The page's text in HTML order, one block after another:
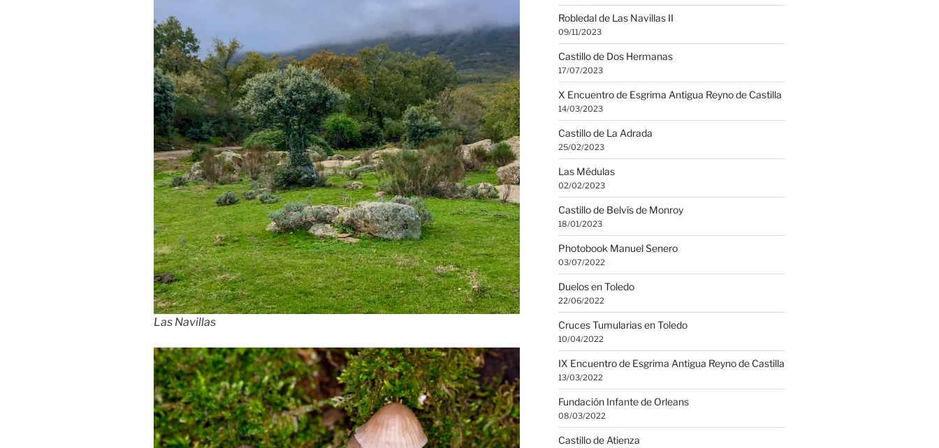
Las Navillas
Robledal de Las Navillas II
09/11/2023
Castillo de Dos Hermanas
17/07/2023
X Encuentro de Esgrima Antigua Reyno de Castilla
14/03/2023
Castillo de La Adrada
25/02/2023
Las Médulas
02/02/2023
Castillo de Belvís de Monroy
18/01/2023
Photobook Manuel Senero
03/07/2022
Duelos en Toledo
22/06/2022
Cruces Tumularias en Toledo
10/04/2022
IX Encuentro de Esgrima Antigua Reyno de Castilla
13/03/2022
Fundación Infante de Orleans
08/03/2022
Castillo de Atienza